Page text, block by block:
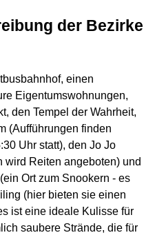
der Bezirke
einen
Eigentumswohnungen,
den Tempel der Wahrheit,
(Aufführungen finden
Uhr statt), den Jo Jo
wird Reiten angeboten) und
Ort zum Snookern - es
(hier bieten sie einen
ist eine ideale Kulisse für
saubere Strände, die für